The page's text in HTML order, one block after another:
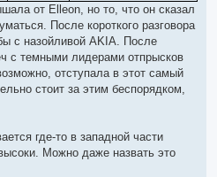
от Elleon, но то, что он сказал
После короткого разговора
с назойливой AKIA. После
с темными лидерами отпрысков
отступала в этот самый
стоит за этим беспорядком,
где-то в западной части
Можно даже назвать это